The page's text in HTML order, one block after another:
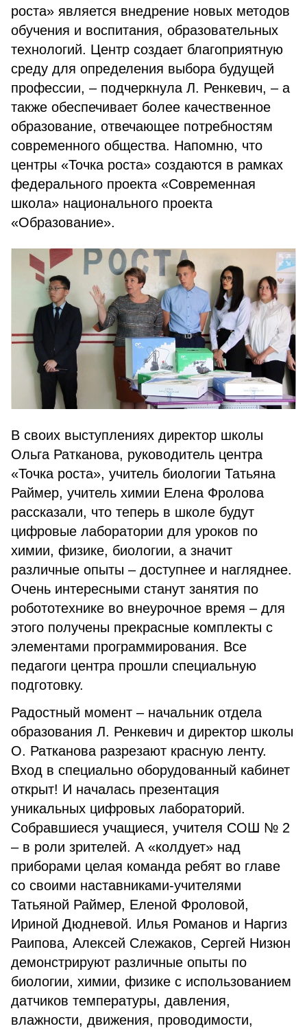
роста» является внедрение новых методов
обучения и воспитания, образовательных
технологий. Центр создает благоприятную
среду для определения выбора будущей
профессии, – подчеркнула Л. Ренкевич, – а
также обеспечивает более качественное
образование, отвечающее потребностям
современного общества. Напомню, что
центры «Точка роста» создаются в рамках
федерального проекта «Современная
школа» национального проекта
«Образование».
В своих выступлениях директор школы
Ольга Ратканова, руководитель центра
«Точка роста», учитель биологии Татьяна
Раймер, учитель химии Елена Фролова
рассказали, что теперь в школе будут
цифровые лаборатории для уроков по
химии, физике, биологии, а значит
различные опыты – доступнее и нагляднее.
Очень интересными станут занятия по
робототехнике во внеурочное время – для
этого получены прекрасные комплекты с
элементами программирования. Все
педагоги центра прошли специальную
подготовку.
Радостный момент – начальник отдела
образования Л. Ренкевич и директор школы
О. Ратканова разрезают красную ленту.
Вход в специально оборудованный кабинет
открыт! И началась презентация
уникальных цифровых лабораторий.
Собравшиеся учащиеся, учителя СОШ № 2
– в роли зрителей. А «колдует» над
приборами целая команда ребят во главе
со своими наставниками-учителями
Татьяной Раймер, Еленой Фроловой,
Ириной Дюдневой. Илья Романов и Наргиз
Раипова, Алексей Слежаков, Сергей Низюн
демонстрируют различные опыты по
биологии, химии, физике с использованием
датчиков температуры, давления,
влажности, движения, проводимости,